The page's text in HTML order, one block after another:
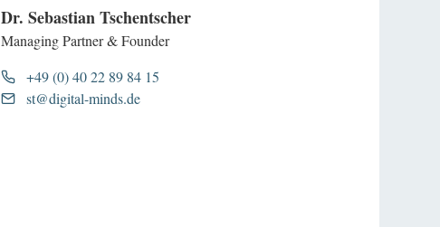
Dr. Sebastian Tschentscher
Managing Partner & Founder
+49 (0) 40 22 89 84 15
st@digital-minds.de